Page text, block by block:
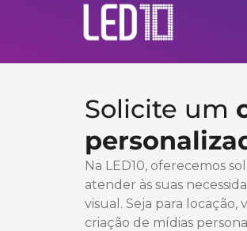
Solicite um
Na LED10, oferecemos
atender às suas
visual. Seja para locação,
criação de mídias